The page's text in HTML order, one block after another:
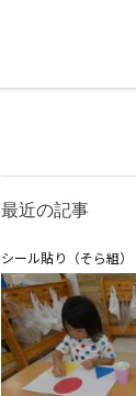
最近の記事
シール貼り（そら組）